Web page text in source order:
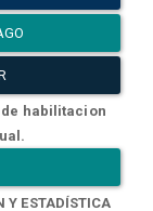
habilitacion
Y ESTADÍSTICA